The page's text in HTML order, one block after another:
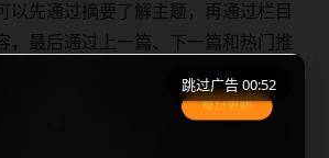
以先通过摘要了解主题，再通过栏目
，最后通过上一篇、下一篇和热门推
避免多个站点同步发布完全相同的标
跳过广告 00:52